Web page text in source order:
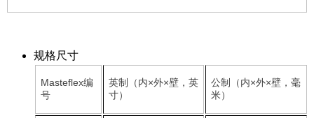
规格尺寸
Masteflex编
号
英制（内×外×壁，英
寸）
公制（内×外×壁，毫
米）